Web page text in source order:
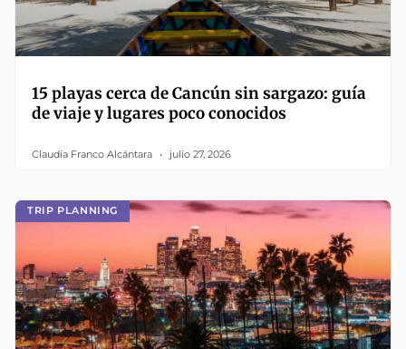
15 playas cerca de Cancún sin sargazo: guía
de viaje y lugares poco conocidos
Claudia Franco Alcántara julio 27, 2026
TRIP PLANNING